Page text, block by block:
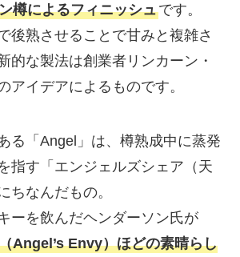
樽によるフィニッシュです。
後熟させることで甘みと複雑さ
的な製法は創業者リンカーン・
アイデアによるものです。
る「Angel」は、樽熟成中に蒸発
指す「エンジェルズシェア（天
ちなんだもの。
ーを飲んだヘンダーソン氏が
Angel’s Envy）ほどの素晴らし